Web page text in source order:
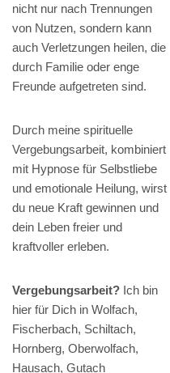
nicht nur nach Trennungen
von Nutzen, sondern kann
auch Verletzungen heilen, die
durch Familie oder enge
Freunde aufgetreten sind.
Durch meine spirituelle
Vergebungsarbeit, kombiniert
mit Hypnose für Selbstliebe
und emotionale Heilung, wirst
du neue Kraft gewinnen und
dein Leben freier und
kraftvoller erleben.
Vergebungsarbeit? Ich bin
hier für Dich in Wolfach,
Fischerbach, Schiltach,
Hornberg, Oberwolfach,
Hausach, Gutach